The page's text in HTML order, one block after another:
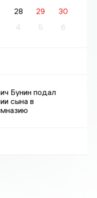
28 29
30
4 5 6
Бунин подал
сына в